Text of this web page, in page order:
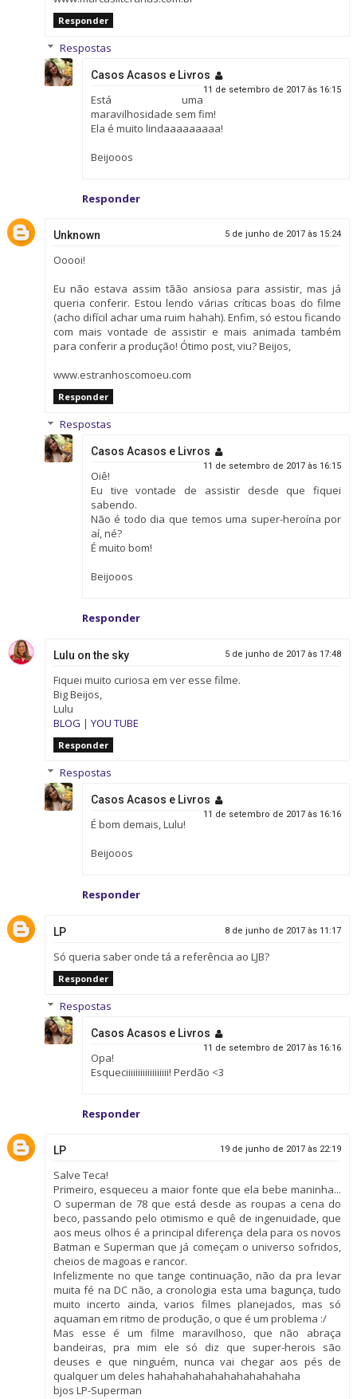
Responder
Respostas
Casos Acasos e Livros
11 de setembro de 2017 às 16:15
Está uma
maravilhosidade sem fim!
Ela é muito lindaaaaaaaaa!
Beijooos
Responder
Unknown 5 de junho de 2017 às 15:24
Ooooi!
Eu não estava assim tãão ansiosa para assistir, mas já
queria conferir. Estou lendo várias críticas boas do filme
(acho difícil achar uma ruim hahah). Enfim, só estou ficando
com mais vontade de assistir e mais animada também
para conferir a produção! Ótimo post, viu? Beijos,
www.estranhoscomoeu.com
Responder
Respostas
Casos Acasos e Livros
11 de setembro de 2017 às 16:15
Oiê!
Eu tive vontade de assistir desde que fiquei
sabendo.
Não é todo dia que temos uma super-heroína por
aí, né?
É muito bom!
Beijooos
Responder
Lulu on the sky 5 de junho de 2017 às 17:48
Fiquei muito curiosa em ver esse filme.
Big Beijos,
Lulu
BLOG | YOU TUBE
Responder
Respostas
Casos Acasos e Livros
11 de setembro de 2017 às 16:16
É bom demais, Lulu!
Beijooos
Responder
LP 8 de junho de 2017 às 11:17
Só queria saber onde tá a referência ao LJB?
Responder
Respostas
Casos Acasos e Livros
11 de setembro de 2017 às 16:16
Opa!
Esqueciiiiiiiiiiiiiiiiii! Perdão <3
Responder
LP 19 de junho de 2017 às 22:19
Salve Teca!
Primeiro, esqueceu a maior fonte que ela bebe maninha...
O superman de 78 que está desde as roupas a cena do
beco, passando pelo otimismo e quê de ingenuidade, que
aos meus olhos é a principal diferença dela para os novos
Batman e Superman que já começam o universo sofridos,
cheios de magoas e rancor.
Infelizmente no que tange continuação, não da pra levar
muita fé na DC não, a cronologia esta uma bagunça, tudo
muito incerto ainda, varios filmes planejados, mas só
aquaman em ritmo de produção, o que é um problema :/
Mas esse é um filme maravilhoso, que não abraça
bandeiras, pra mim ele só diz que super-herois são
deuses e que ninguém, nunca vai chegar aos pés de
qualquer um deles hahahahahahahahahahahaha
bjos LP-Superman